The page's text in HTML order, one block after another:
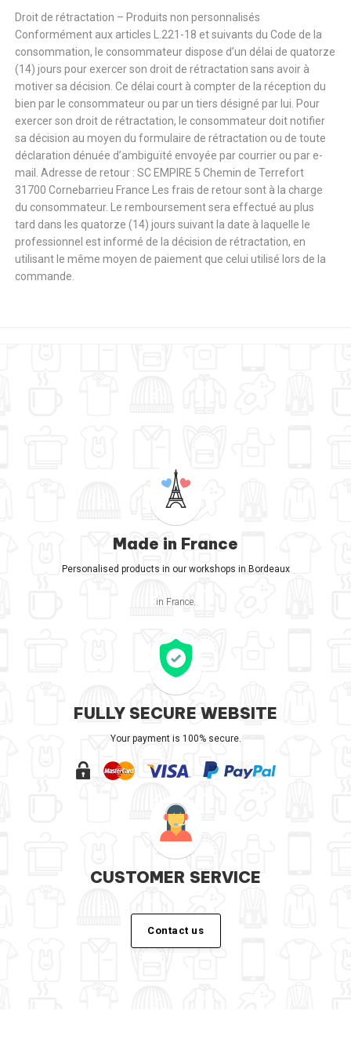
Droit de rétractation – Produits non personnalisés
Conformément aux articles L.221-18 et suivants du Code de la
consommation, le consommateur dispose d’un délai de quatorze
(14) jours pour exercer son droit de rétractation sans avoir à
motiver sa décision. Ce délai court à compter de la réception du
bien par le consommateur ou par un tiers désigné par lui. Pour
exercer son droit de rétractation, le consommateur doit notifier
sa décision au moyen du formulaire de rétractation ou de toute
déclaration dénuée d’ambiguïté envoyée par courrier ou par e-
mail. Adresse de retour : SC EMPIRE 5 Chemin de Terrefort
31700 Cornebarrieu France Les frais de retour sont à la charge
du consommateur. Le remboursement sera effectué au plus
tard dans les quatorze (14) jours suivant la date à laquelle le
professionnel est informé de la décision de rétractation, en
utilisant le même moyen de paiement que celui utilisé lors de la
commande.
Made in France
Personalised products in our workshops in Bordeaux
in France.
FULLY SECURE WEBSITE
Your payment is 100% secure.
CUSTOMER SERVICE
Contact us